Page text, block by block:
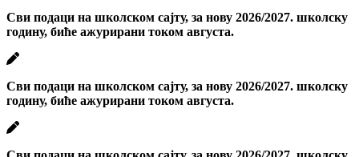
Сви подаци на школском сајту, за нову 2026/2027. школску
годину, биће ажурирани током августа.
Сви подаци на школском сајту, за нову 2026/2027. школску
годину, биће ажурирани током августа.